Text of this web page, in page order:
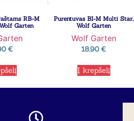
RB-M
Garten
€
Purentuvas BI-M Multi Star,
Wolf Garten
Wolf Garten
18,90€
Į krepšelį